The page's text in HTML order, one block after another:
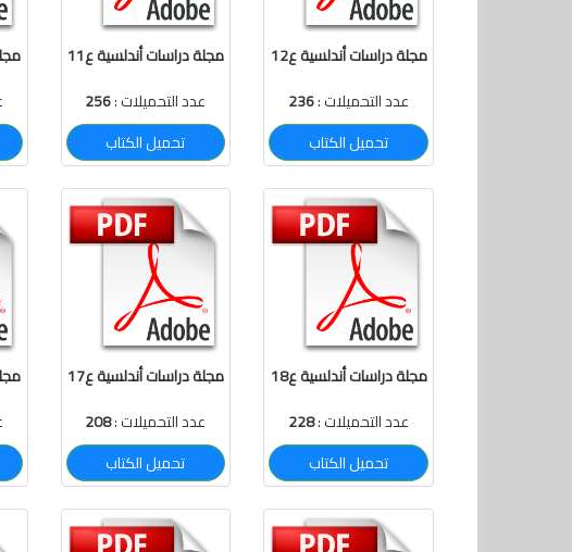
مجلة دراسات أندلسية ع11
عدد التحميلات :256
تحميل الكتاب
مجلة دراسات أندلسية ع12
عدد التحميلات :236
تحميل الكتاب
مجلة دراسات أندلسية ع17
عدد التحميلات :208
تحميل الكتاب
مجلة دراسات أندلسية ع18
عدد التحميلات :228
تحميل الكتاب